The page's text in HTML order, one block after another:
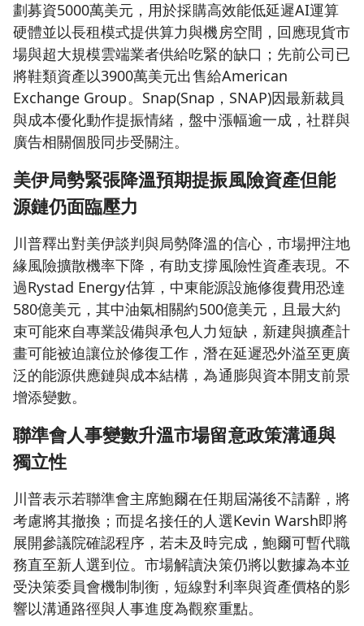
劃募資5000萬美元，用於採購高效能低延遲AI運算
硬體並以長租模式提供算力與機房空間，回應現貨市
場與超大規模雲端業者供給吃緊的缺口；先前公司已
將鞋類資產以3900萬美元出售給American
Exchange Group。Snap(Snap，SNAP)因最新裁員
與成本優化動作提振情緒，盤中漲幅逾一成，社群與
廣告相關個股同步受關注。
美伊局勢緊張降溫預期提振風險資產但能
源鏈仍面臨壓力
川普釋出對美伊談判與局勢降溫的信心，市場押注地
緣風險擴散機率下降，有助支撐風險性資產表現。不
過Rystad Energy估算，中東能源設施修復費用恐達
580億美元，其中油氣相關約500億美元，且最大約
束可能來自專業設備與承包人力短缺，新建與擴產計
畫可能被迫讓位於修復工作，潛在延遲恐外溢至更廣
泛的能源供應鏈與成本結構，為通膨與資本開支前景
增添變數。
聯準會人事變數升溫市場留意政策溝通與
獨立性
川普表示若聯準會主席鮑爾在任期屆滿後不請辭，將
考慮將其撤換；而提名接任的人選Kevin Warsh即將
展開參議院確認程序，若未及時完成，鮑爾可暫代職
務直至新人選到位。市場解讀決策仍將以數據為本並
受決策委員會機制制衡，短線對利率與資產價格的影
響以溝通路徑與人事進度為觀察重點。